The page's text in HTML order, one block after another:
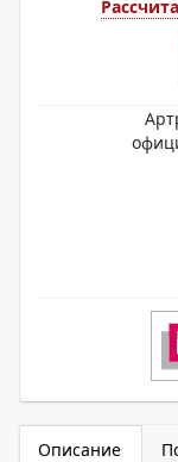
Описание